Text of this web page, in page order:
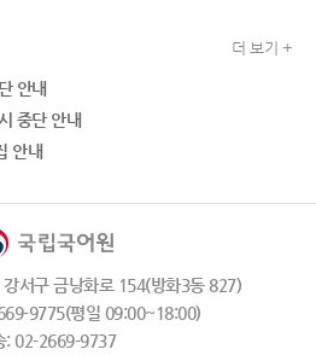
더 보기 +
안내
중단 안내
안내
서구 금낭화로 154(방화3동 827)
9775(평일 09:00~18:00)
: 02-2669-9737